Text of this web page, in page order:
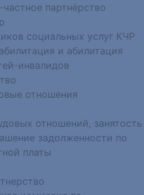
партнёрство
социальных услуг КЧР
и абилитация
инвалидов
отношения
отношений, занятость
задолженности по
платы